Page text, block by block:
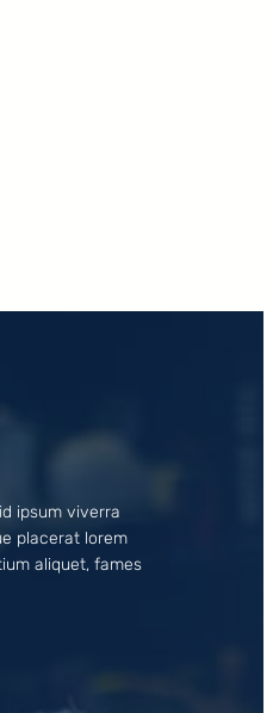
ipsum viverra
placerat lorem
aliquet, fames